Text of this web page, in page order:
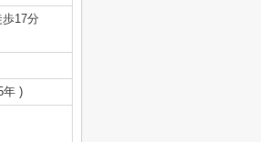
歩17分
年 )